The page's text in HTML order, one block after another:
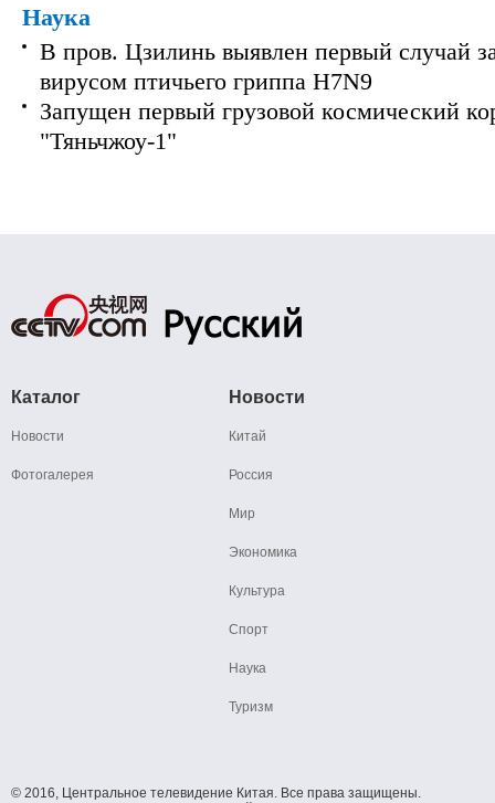
Наука
В пров. Цзилинь выявлен первый случай
вирусом птичьего гриппа H7N9
Запущен первый грузовой космический
"Тяньчжоу-1"
Каталог
Новости
Фотогалерея
Новости
Китай
Россия
Мир
Экономика
Культура
Спорт
Наука
Туризм
© 2016, Центральное телевидение Китая. Все права защищены.